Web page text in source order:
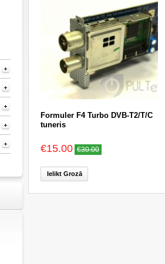
Formuler F4 Turbo DVB-T2/T/C
tuneris
€15.00 €30.00
Ielikt Grozā